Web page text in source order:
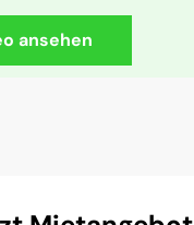
ansehen